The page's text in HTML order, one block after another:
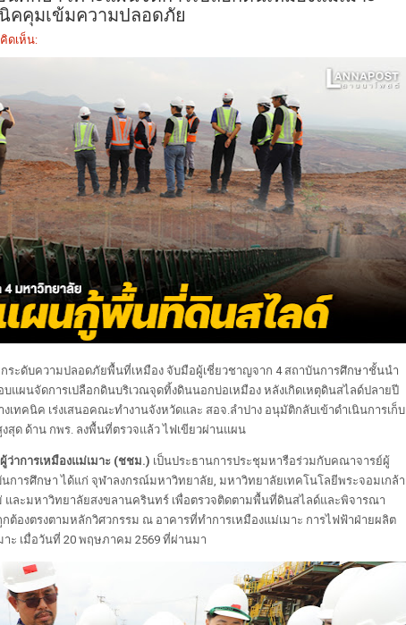
คคุมเข้มความปลอดภัย
ดเห็น:
กระดับความปลอดภัยพื้นที่เหมือง จับมือผู้เชี่ยวชาญจาก 4 สถาบันการศึกษาชั้นนำ
แผนจัดการเปลือกดินบริเวณจุดทิ้งดินนอกบ่อเหมือง หลังเกิดเหตุดินสไลด์ปลายปี
เทคนิค เร่งเสนอคณะทำงานจังหวัดและ สอจ.ลำปาง อนุมัติกลับเข้าดำเนินการเก็บ
สุด ด้าน กพร. ลงพื้นที่ตรวจแล้ว ไฟเขียวผ่านแผน
าการเหมืองแม่เมาะ (ชชม.) เป็นประธานการประชุมหารือร่วมกับคณาจารย์ผู้
การศึกษา ได้แก่ จุฬาลงกรณ์มหาวิทยาลัย, มหาวิทยาลัยเทคโนโลยีพระจอมเกล้า
และมหาวิทยาลัยสงขลานครินทร์ เพื่อตรวจติดตามพื้นที่ดินสไลด์และพิจารณา
ต้องตรงตามหลักวิศวกรรม ณ อาคารที่ทำการเหมืองแม่เมาะ การไฟฟ้าฝ่ายผลิต
าะ เมื่อวันที่ 20 พฤษภาคม 2569 ที่ผ่านมา